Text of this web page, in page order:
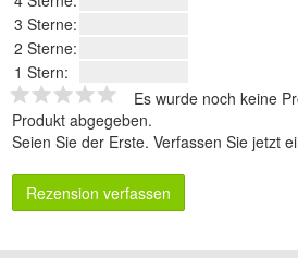
3 Sterne:
2 Sterne:
1 Stern:
Es wurde noch keine
Produkt abgegeben.
Seien Sie der Erste. Verfassen Sie jetzt
Rezension verfassen